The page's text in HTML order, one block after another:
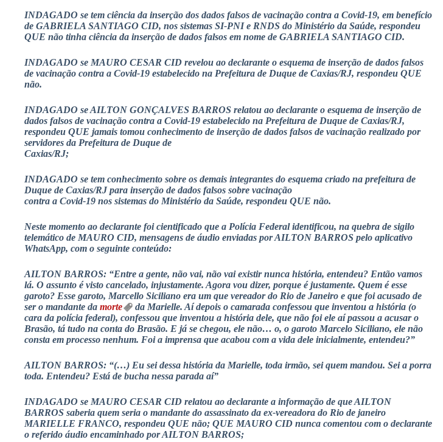
INDAGADO se tem ciência da inserção dos dados falsos de vacinação contra a Covid-19, em benefício
de GABRIELA SANTIAGO CID, nos sistemas SI-PNI e RNDS do Ministério da Saúde, respondeu
QUE não tinha ciência da inserção de dados falsos em nome de GABRIELA SANTIAGO CID.
INDAGADO se MAURO CESAR CID revelou ao declarante o esquema de inserção de dados falsos
de vacinação contra a Covid-19 estabelecido na Prefeitura de Duque de Caxias/RJ, respondeu QUE
não.
INDAGADO se AILTON GONÇALVES BARROS relatou ao declarante o esquema de inserção de
dados falsos de vacinação contra a Covid-19 estabelecido na Prefeitura de Duque de Caxias/RJ,
respondeu QUE jamais tomou conhecimento de inserção de dados falsos de vacinação realizado por
servidores da Prefeitura de Duque de
Caxias/RJ;
INDAGADO se tem conhecimento sobre os demais integrantes do esquema criado na prefeitura de
Duque de Caxias/RJ para inserção de dados falsos sobre vacinação
contra a Covid-19 nos sistemas do Ministério da Saúde, respondeu QUE não.
Neste momento ao declarante foi cientificado que a Polícia Federal identificou, na quebra de sigilo
telemático de MAURO CID, mensagens de áudio enviadas por AILTON BARROS pelo aplicativo
WhatsApp, com o seguinte conteúdo:
AILTON BARROS: “Entre a gente, não vai, não vai existir nunca história, entendeu? Então vamos
lá. O assunto é visto cancelado, injustamente. Agora vou dizer, porque é justamente. Quem é esse
garoto? Esse garoto, Marcello Siciliano era um que vereador do Rio de Janeiro e que foi acusado de
ser o mandante da morte
da Marielle. Aí depois o camarada confessou que inventou a história (o
cara da polícia federal), confessou que inventou a história dele, que não foi ele aí passou a acusar o
Brasão, tá tudo na conta do Brasão. E já se chegou, ele não… o, o garoto Marcelo Siciliano, ele não
consta em processo nenhum. Foi a imprensa que acabou com a vida dele inicialmente, entendeu?”
AILTON BARROS: “(…) Eu sei dessa história da Marielle, toda irmão, sei quem mandou. Sei a porra
toda. Entendeu? Está de bucha nessa parada aí”
INDAGADO se MAURO CESAR CID relatou ao declarante a informação de que AILTON
BARROS saberia quem seria o mandante do assassinato da ex-vereadora do Rio de janeiro
MARIELLE FRANCO, respondeu QUE não; QUE MAURO CID nunca comentou com o declarante
o referido áudio encaminhado por AILTON BARROS;